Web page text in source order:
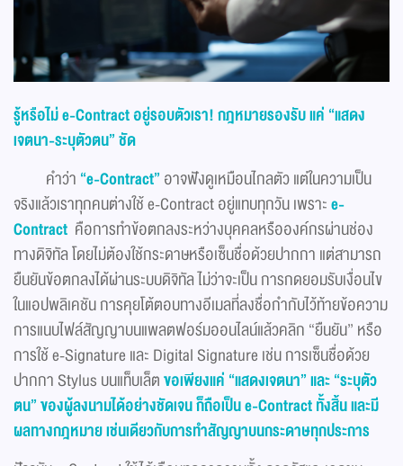
รู้หรือไม่ e-Contract อยู่รอบตัวเรา! กฎหมายรองรับ แค่ “แสดง
เจตนา-ระบุตัวตน” ชัด
คำว่า “e-Contract” อาจฟังดูเหมือนไกลตัว แต่ในความเป็น
จริงแล้วเราทุกคนต่างใช้ e-Contract อยู่แทบทุกวัน เพราะe-
Contract คือการทำข้อตกลงระหว่างบุคคลหรือองค์กรผ่านช่อง
ทางดิจิทัล โดยไม่ต้องใช้กระดาษหรือเซ็นชื่อด้วยปากกา แต่สามารถ
ยืนยันข้อตกลงได้ผ่านระบบดิจิทัล ไม่ว่าจะเป็น การกดยอมรับเงื่อนไข
ในแอปพลิเคชัน การคุยโต้ตอบทางอีเมลที่ลงชื่อกำกับไว้ท้ายข้อความ
การแนบไฟล์สัญญาบนแพลตฟอร์มออนไลน์แล้วคลิก “ยืนยัน” หรือ
การใช้ e-Signature และ Digital Signature เช่น การเซ็นชื่อด้วย
ปากกา Stylus บนแท็บเล็ตขอเพียงแค่ “แสดงเจตนา”และ “ระบุตัว
ตน” ของผู้ลงนามได้อย่างชัดเจน ก็ถือเป็น e-Contract ทั้งสิ้น และมี
ผลทางกฎหมาย เช่นเดียวกับการทำสัญญาบนกระดาษทุกประการ